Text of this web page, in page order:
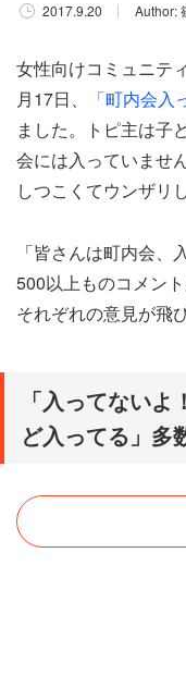
2017.9.20 Author:
女性向けコミュニテ
月17日、
「町内会入
ました。トピ主は子
会には入っていませ
しつこくてウンザリ
「皆さんは町内会
500以上ものコメン
それぞれの意見が飛
「入ってない
ど入ってる」多